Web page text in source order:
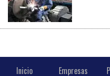
Inicio Empresas